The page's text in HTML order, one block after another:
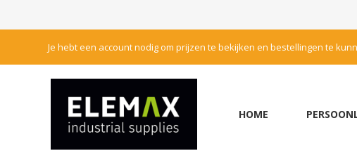
Je hebt een account nodig om prijzen te bekijken en bestellingen te
HOME